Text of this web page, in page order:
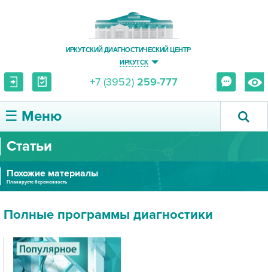
ИРКУТСКИЙ ДИАГНОСТИЧЕСКИЙ ЦЕНТР
ИРКУТСК
+7 (3952) 259-777
☰ Меню
О ЦЕНТРЕ
УСЛУГИ И ЦЕНЫ
ВРАЧУ
ПРАВОВАЯ ИНФОРМАЦИЯ
Статьи
Похожие материалы
Планируете беременность
Полные программы диагностики